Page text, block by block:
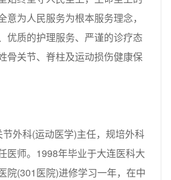
意为人民服务为根本服务理念，
优质的护理服务、严谨的诊疗态
骨关节、脊柱及运动损伤健康保
外科(运动医学)主任，规培外科
医师。1998年毕业于大连医科大
院(301医院)进修学习一年，在中